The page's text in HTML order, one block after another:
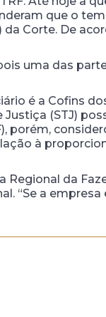
que o
Corte. De
uma das
é a Cofins
(STJ)
porém,
à
da
“Se a